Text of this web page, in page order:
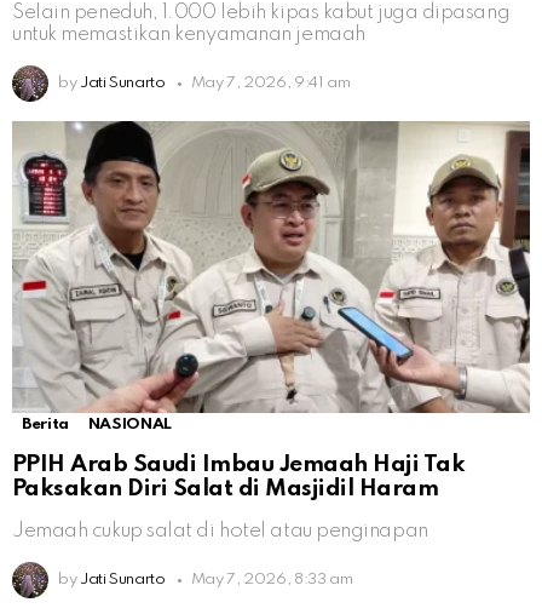
Selain peneduh, 1.000 lebih kipas kabut juga dipasang
untuk memastikan kenyamanan jemaah
by Jati Sunarto May 7, 2026, 9:41 am
Berita NASIONAL
PPIH Arab Saudi Imbau Jemaah Haji Tak
Paksakan Diri Salat di Masjidil Haram
Jemaah cukup salat di hotel atau penginapan
by Jati Sunarto May 7, 2026, 8:33 am